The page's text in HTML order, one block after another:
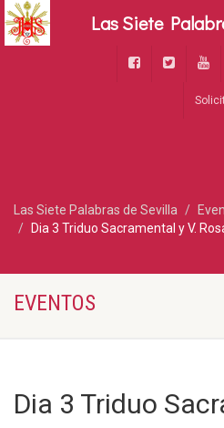
Las Siete Palabras de Sevilla
Dia 3 Triduo Sacramental y V.
EVENTOS
Dia 3 Triduo
Las Siete